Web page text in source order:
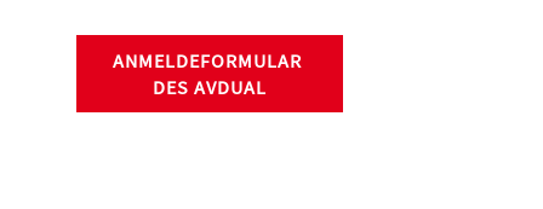
ANMELDEFORMULAR
DES AVDUAL